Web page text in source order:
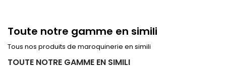
Toute notre gamme en simili
Tous nos produits de maroquinerie en simili
TOUTE NOTRE GAMME EN SIMILI